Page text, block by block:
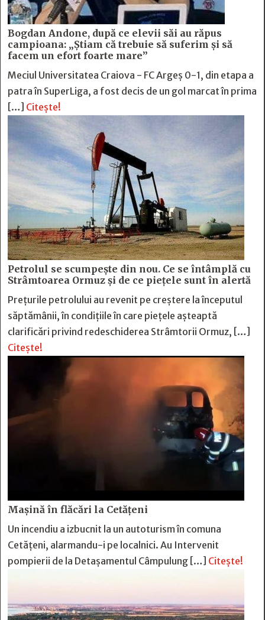
Bogdan Andone, după ce elevii săi au răpus
campioana: „Ştiam că trebuie să suferim şi să
facem un efort foarte mare”
Meciul Universitatea Craiova - FC Argeș 0-1, din etapa a
patra în SuperLiga, a fost decis de un gol marcat în prima
[…] Citește!
Petrolul se scumpește din nou. Ce se întâmplă cu
Strâmtoarea Ormuz și de ce piețele sunt în alertă
Prețurile petrolului au revenit pe creștere la începutul
săptămânii, în condițiile în care piețele așteaptă
clarificări privind redeschiderea Strâmtorii Ormuz, […]
Citește!
Mașină în flăcări la Cetățeni
Un incendiu a izbucnit la un autoturism în comuna
Cetățeni, alarmandu-i pe localnici. Au Intervenit
pompierii de la Detașamentul Câmpulung […] Citește!